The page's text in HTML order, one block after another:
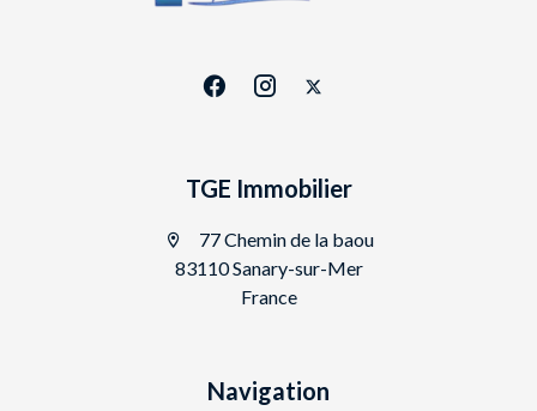
TGE Immobilier
77 Chemin de la baou
83110 Sanary-sur-Mer
France
Navigation